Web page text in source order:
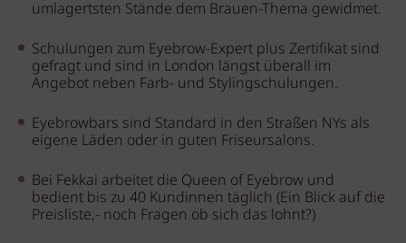
umlagertsten Stände dem Brauen-Thema gewidmet.
Schulungen zum Eyebrow-Expert plus Zertifikat sind
gefragt und sind in London längst überall im
Angebot neben Farb- und Stylingschulungen.
Eyebrowbars sind Standard in den Straßen NYs als
eigene Läden oder in guten Friseursalons.
Bei Fekkai arbeitet die Queen of Eyebrow und
bedient bis zu 40 Kundinnen täglich (Ein Blick auf die
Preisliste,- noch Fragen ob sich das lohnt?)